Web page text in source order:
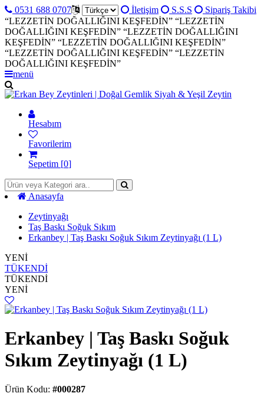
0531 688 0707 İletişim S.S.S
Sipariş Takibi
“LEZZETİN DOĞALLIĞINI KEŞFEDİN” “LEZZETİN
DOĞALLIĞINI KEŞFEDİN” “LEZZETİN DOĞALLIĞINI
KEŞFEDİN” “LEZZETİN DOĞALLIĞINI KEŞFEDİN”
“LEZZETİN DOĞALLIĞINI KEŞFEDİN” “LEZZETİN
DOĞALLIĞINI KEŞFEDİN”
menü
Hesabım
Favorilerim
Sepetim [0]
Anasayfa
Zeytinyağı
Taş Baskı Soğuk Sıkım
Erkanbey | Taş Baskı Soğuk Sıkım Zeytinyağı (1 L)
YENİ
TÜKENDİ
TÜKENDİ
YENİ
Erkanbey | Taş Baskı Soğuk
Sıkım Zeytinyağı (1 L)
Ürün Kodu: #000287